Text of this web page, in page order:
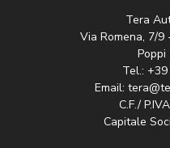
Tera
Via Romena, 7/9
Poppi
Tel.:
Email:
C.F./
Capitale